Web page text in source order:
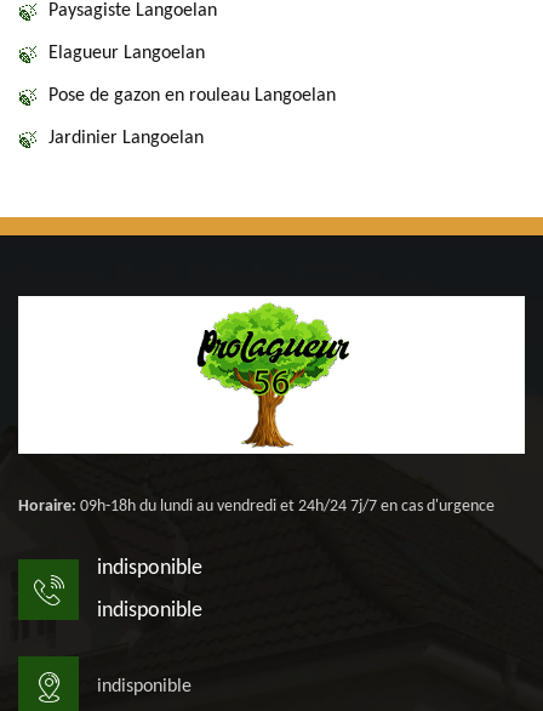
Paysagiste Langoelan
Elagueur Langoelan
Pose de gazon en rouleau Langoelan
Jardinier Langoelan
Horaire: 09h-18h du lundi au vendredi et 24h/24 7j/7 en cas d'urgence
indisponible
indisponible
indisponible